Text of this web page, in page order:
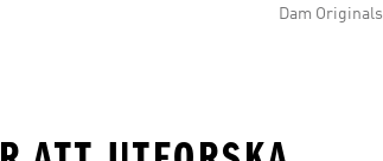
Dam Originals